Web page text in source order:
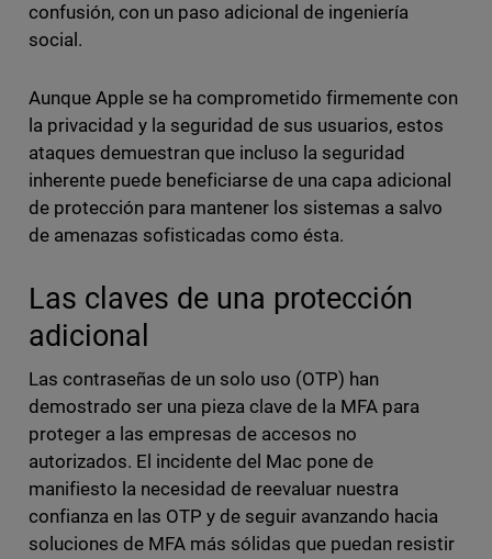
confusión, con un paso adicional de ingeniería
social.
Aunque Apple se ha comprometido firmemente con
la privacidad y la seguridad de sus usuarios, estos
ataques demuestran que incluso la seguridad
inherente puede beneficiarse de una capa adicional
de protección para mantener los sistemas a salvo
de amenazas sofisticadas como ésta.
Las claves de una protección
adicional
Las contraseñas de un solo uso (OTP) han
demostrado ser una pieza clave de la MFA para
proteger a las empresas de accesos no
autorizados. El incidente del Mac pone de
manifiesto la necesidad de reevaluar nuestra
confianza en las OTP y de seguir avanzando hacia
soluciones de MFA más sólidas que puedan resistir